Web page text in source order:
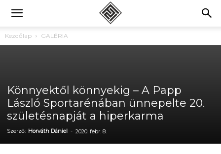
Kezdőlap GALÉRIA
Könnyektől könnyekig – A Papp
László Sportarénában ünnepelte 20.
születésnapját a hiperkarma
Szerző: Horváth Dániel - 2020. febr. 8.